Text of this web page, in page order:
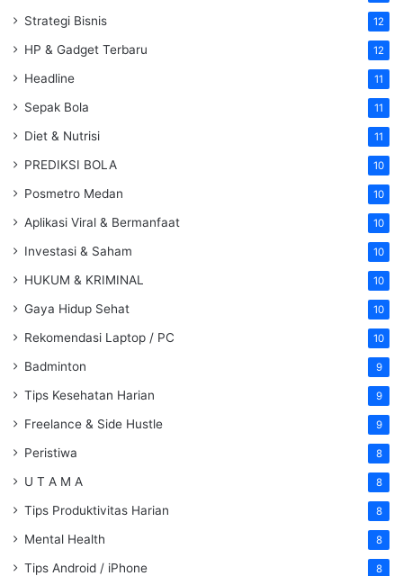
Strategi Bisnis 12
HP & Gadget Terbaru 12
Headline 11
Sepak Bola 11
Diet & Nutrisi 11
PREDIKSI BOLA 10
Posmetro Medan 10
Aplikasi Viral & Bermanfaat 10
Investasi & Saham 10
HUKUM & KRIMINAL 10
Gaya Hidup Sehat 10
Rekomendasi Laptop / PC 10
Badminton 9
Tips Kesehatan Harian 9
Freelance & Side Hustle 9
Peristiwa 8
U T A M A 8
Tips Produktivitas Harian 8
Mental Health 8
Tips Android / iPhone 8